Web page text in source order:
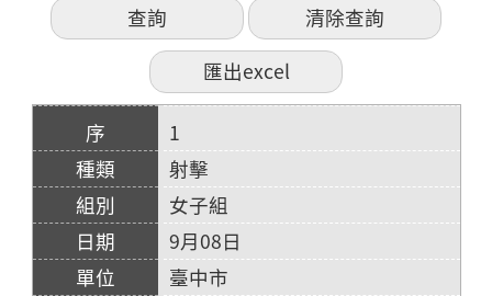
1
射擊
女子組
9月08日
臺中市